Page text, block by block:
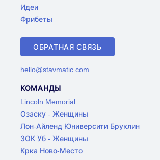
Идеи
Фрибеты
ОБРАТНАЯ СВЯЗЬ
hello@stavmatic.com
КОМАНДЫ
Lincoln Memorial
Озаску - Женщины
Лон-Айленд Юниверсити Бруклин
ЗОК Уб - Женщины
Крка Ново-Место